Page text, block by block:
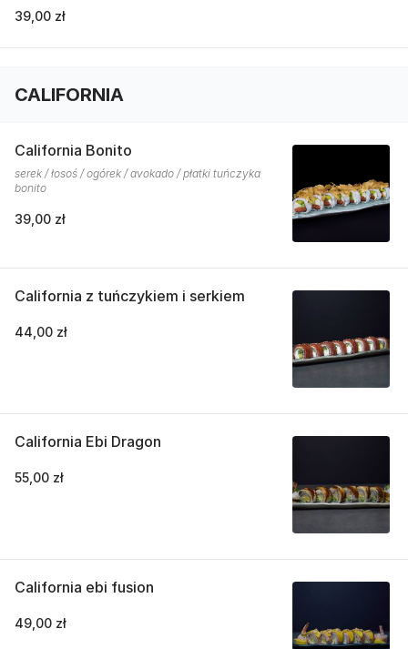
39,00 zł
CALIFORNIA
California Bonito
serek / łosoś / ogórek / avokado / płatki tuńczyka
bonito
39,00 zł
California z tuńczykiem i serkiem
44,00 zł
California Ebi Dragon
55,00 zł
California ebi fusion
49,00 zł